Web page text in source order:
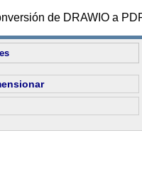
de DRAWIO a